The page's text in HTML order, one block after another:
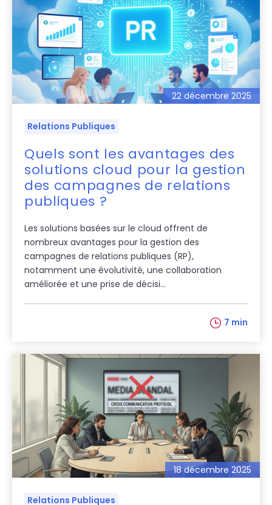
22 décembre 2025
Relations Publiques
Quels sont les avantages des
solutions cloud pour la gestion
des campagnes de relations
publiques ?
Les solutions basées sur le cloud offrent de
nombreux avantages pour la gestion des
campagnes de relations publiques (RP),
notamment une évolutivité, une collaboration
améliorée et une prise de décisi...
7 min
18 décembre 2025
Relations Publiques